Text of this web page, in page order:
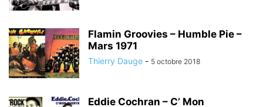
Flamin Groovies – Humble Pie –
Mars 1971
Thierry Dauge - 5 octobre 2018
Eddie Cochran – C’ Mon